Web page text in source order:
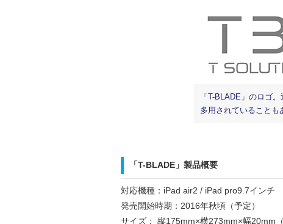
「T-BLADE」のロゴ
多用されていることも
「T-BLADE」製品概要
対応機種：iPad air2 / iPad pro9.7インチ
発売開始時期：2016年秋頃（予定）
サイズ： 縦175mm×横273mm×幅20mm（